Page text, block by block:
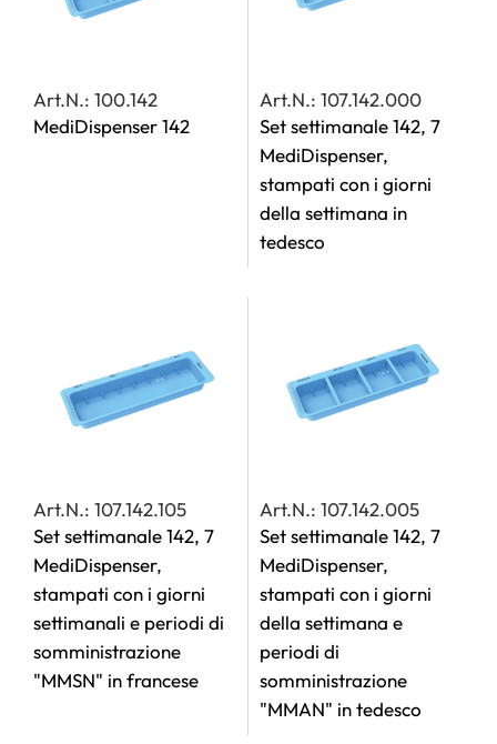
Art.N.: 100.142
MediDispenser 142
Art.N.: 107.142.000
Set settimanale 142, 7
MediDispenser,
stampati con i giorni
della settimana in
tedesco
Art.N.: 107.142.105
Set settimanale 142, 7
MediDispenser,
stampati con i giorni
settimanali e periodi di
somministrazione
"MMSN" in francese
Art.N.: 107.142.005
Set settimanale 142, 7
MediDispenser,
stampati con i giorni
della settimana e
periodi di
somministrazione
"MMAN" in tedesco